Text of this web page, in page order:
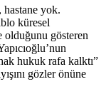
yok.
küresel
olduğunu gösteren
hukuk rafa kalktı”
gözler önüne